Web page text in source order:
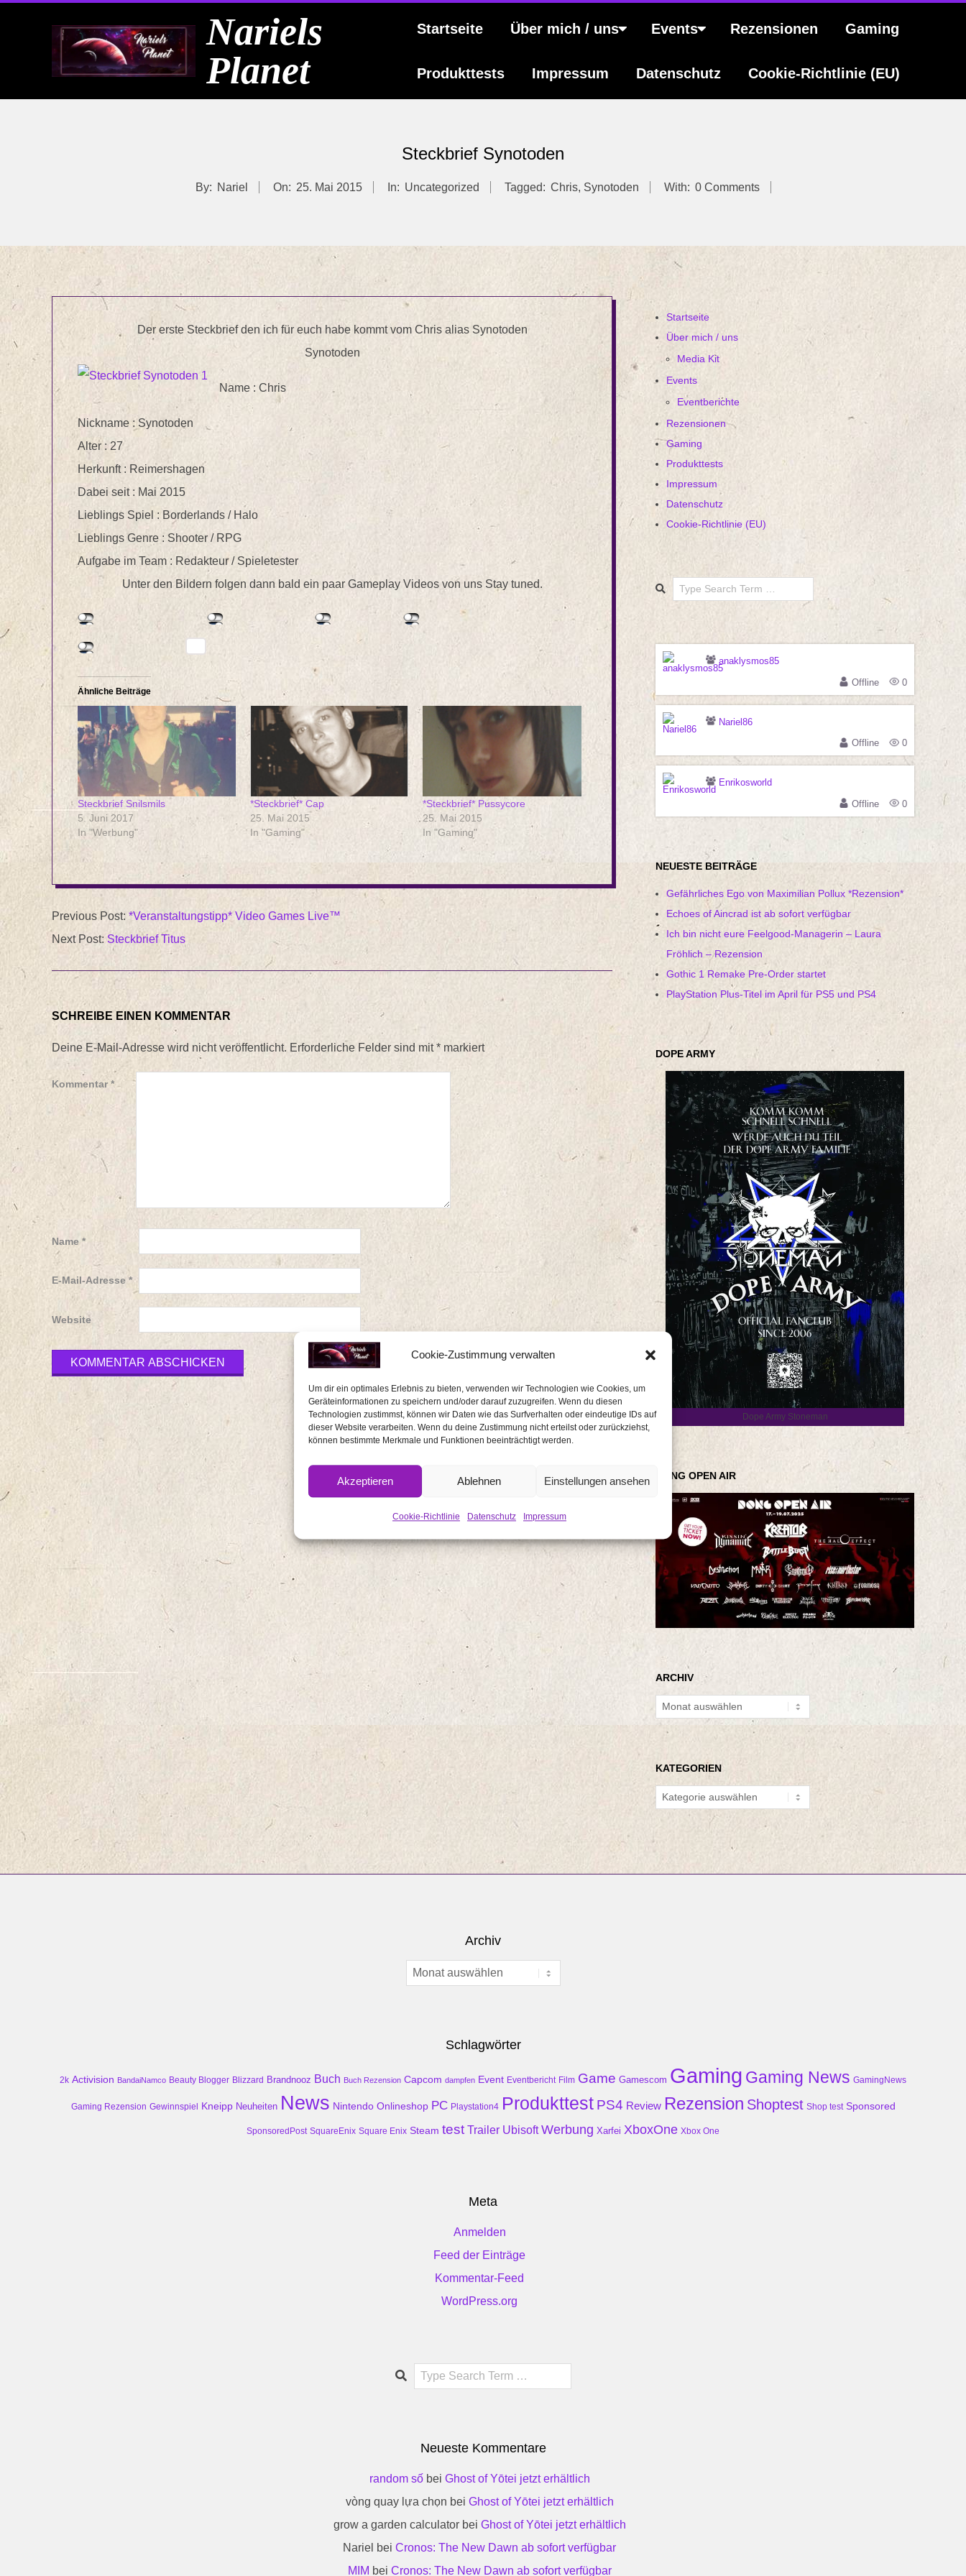
Cookie-Zustimmung verwalten
Um dir ein optimales Erlebnis zu bieten, verwenden wir Technologien wie Cookies, um
Geräteinformationen zu speichern und/oder darauf zuzugreifen. Wenn du diesen
Technologien zustimmst, können wir Daten wie das Surfverhalten oder eindeutige IDs auf
dieser Website verarbeiten. Wenn du deine Zustimmung nicht erteilst oder zurückziehst,
können bestimmte Merkmale und Funktionen beeinträchtigt werden.
Akzeptieren Ablehnen Einstellungen ansehen
Cookie-Richtlinie Datenschutz Impressum
Nariels
Planet
Startseite Über mich / uns Events Rezensionen Gaming
Produkttests Impressum Datenschutz Cookie-Richtlinie (EU)
Steckbrief Synotoden
By: Nariel On: 25. Mai 2015 In: Uncategorized Tagged: Chris, Synotoden With: 0 Comments
Der erste Steckbrief den ich für euch habe kommt vom Chris alias Synotoden
Synotoden
Name : Chris
Nickname : Synotoden
Alter : 27
Herkunft : Reimershagen
Dabei seit : Mai 2015
Lieblings Spiel : Borderlands / Halo
Lieblings Genre : Shooter / RPG
Aufgabe im Team : Redakteur / Spieletester
Unter den Bildern folgen dann bald ein paar Gameplay Videos von uns Stay tuned.
Ähnliche Beiträge
Steckbrief Snilsmils
5. Juni 2017
In "Werbung"
*Steckbrief* Cap
25. Mai 2015
In "Gaming"
*Steckbrief* Pussycore
25. Mai 2015
In "Gaming"
05-
25
Previous Post: *Veranstaltungstipp* Video Games Live™
Next Post: Steckbrief Titus
SCHREIBE EINEN KOMMENTAR
Deine E-Mail-Adresse wird nicht veröffentlicht. Erforderliche Felder sind mit* markiert
Kommentar *
Name *
E-Mail-Adresse *
Website
Startseite
Über mich / uns
Media Kit
Events
Eventberichte
Rezensionen
Gaming
Produkttests
Impressum
Datenschutz
Cookie-Richtlinie (EU)
Search
anaklysmos85
Offline
0
Nariel86
Offline
0
Enrikosworld
Offline
0
NEUESTE BEITRÄGE
Gefährliches Ego von Maximilian Pollux *Rezension*
Echoes of Aincrad ist ab sofort verfügbar
Ich bin nicht eure Feelgood-Managerin – Laura
Fröhlich – Rezension
Gothic 1 Remake Pre-Order startet
PlayStation Plus-Titel im April für PS5 und PS4
DOPE ARMY
Dope Army Stoneman
DONG OPEN AIR
ARCHIV
Archiv
KATEGORIEN
Kategorien
Archiv
Archiv
Schlagwörter
2k Activision BandaiNamco Beauty Blogger Blizzard Brandnooz Buch Buch Rezension Capcom dampfen Event Eventbericht Film Game Gamescom Gaming Gaming News GamingNews
Gaming Rezension Gewinnspiel Kneipp Neuheiten News Nintendo Onlineshop PC Playstation4 Produkttest PS4 Review Rezension Shoptest Shop test Sponsored
SponsoredPost SquareEnix Square Enix Steam test Trailer Ubisoft Werbung Xarfei XboxOne Xbox One
Meta
Anmelden
Feed der Einträge
Kommentar-Feed
WordPress.org
Search
Neueste Kommentare
random sốbei Ghost of Yōtei jetzt erhältlich
vòng quay lựa chọn bei Ghost of Yōtei jetzt erhältlich
grow a garden calculatorbei Ghost of Yōtei jetzt erhältlich
Nariel bei Cronos: The New Dawn ab sofort verfügbar
MIM bei Cronos: The New Dawn ab sofort verfügbar